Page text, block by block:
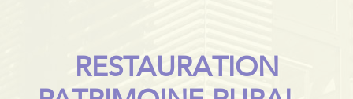
RESTAURATION